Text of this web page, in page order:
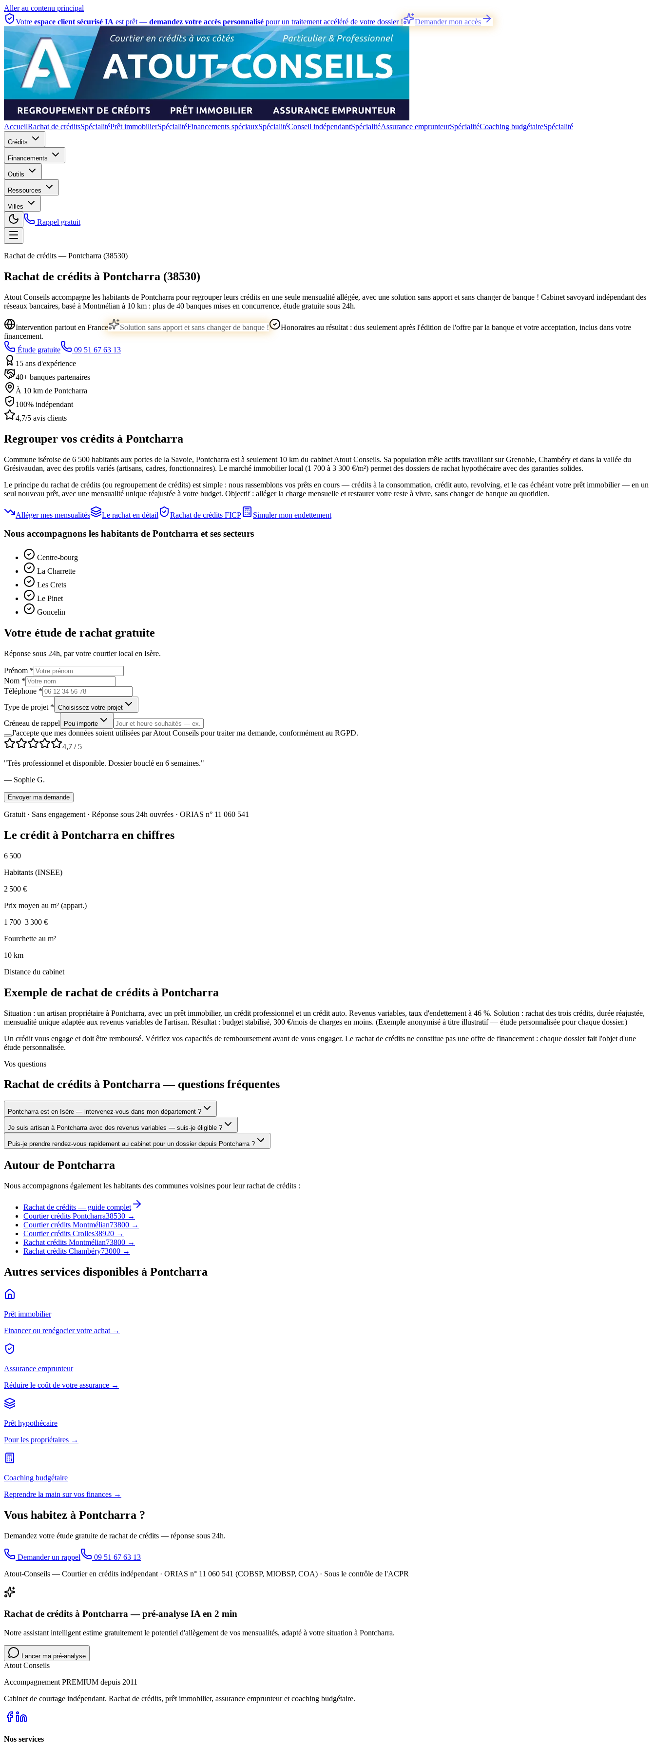
Aller au contenu principal
Votre espace client sécurisé IA est prêt — demandez votre accès personnalisé pour un traitement accéléré de votre dossier ! Demander mon accès
AccueilRachat de créditsSpécialitéPrêt immobilierSpécialitéFinancements spéciauxSpécialitéConseil indépendantSpécialitéAssurance emprunteurSpécialitéCoaching budgétaireSpécialité
Crédits
Financements
Outils
Ressources
Villes
Rappel gratuit
Rachat de crédits — Pontcharra (38530)
Rachat de crédits à Pontcharra (38530)
Atout Conseils accompagne les habitants de Pontcharra pour regrouper leurs crédits en une seule mensualité allégée, avec une solution sans apport et sans changer de banque ! Cabinet savoyard indépendant des
réseaux bancaires, basé à Montmélian à 10 km : plus de 40 banques mises en concurrence, étude gratuite sous 24h.
Intervention partout en France Solution sans apport et sans changer de banque !
Honoraires au résultat : dus seulement après l'édition de l'offre par la banque et votre acceptation, inclus dans votre
financement.
Étude gratuite
09 51 67 63 13
15 ans d'expérience
40+ banques partenaires
À 10 km de Pontcharra
100% indépendant
4,7/5 avis clients
Regrouper vos crédits à Pontcharra
Commune iséroise de 6 500 habitants aux portes de la Savoie, Pontcharra est à seulement 10 km du cabinet Atout Conseils. Sa population mêle actifs travaillant sur Grenoble, Chambéry et dans la vallée du
Grésivaudan, avec des profils variés (artisans, cadres, fonctionnaires). Le marché immobilier local (1 700 à 3 300 €/m²) permet des dossiers de rachat hypothécaire avec des garanties solides.
Le principe du rachat de crédits (ou regroupement de crédits) est simple : nous rassemblons vos prêts en cours — crédits à la consommation, crédit auto, revolving, et le cas échéant votre prêt immobilier — en un
seul nouveau prêt, avec une mensualité unique réajustée à votre budget. Objectif : alléger la charge mensuelle et restaurer votre reste à vivre, sans changer de banque au quotidien.
Alléger mes mensualités Le rachat en détail Rachat de crédits FICP Simuler mon endettement
Nous accompagnons les habitants de Pontcharra et ses secteurs
Centre-bourg
La Charrette
Les Crets
Le Pinet
Goncelin
Votre étude de rachat gratuite
Réponse sous 24h, par votre courtier local en Isère.
Prénom *
Nom *
Téléphone *
Type de projet * Choisissez votre projet
Créneau de rappel Peu importe
J'accepte que mes données soient utilisées par Atout Conseils pour traiter ma demande, conformément au RGPD.
4,7 / 5
"Très professionnel et disponible. Dossier bouclé en 6 semaines."
— Sophie G.
Envoyer ma demande
Gratuit · Sans engagement · Réponse sous 24h ouvrées · ORIAS n° 11 060 541
Le crédit à Pontcharra en chiffres
6 500
Habitants (INSEE)
2 500 €
Prix moyen au m² (appart.)
1 700–3 300 €
Fourchette au m²
10 km
Distance du cabinet
Exemple de rachat de crédits à Pontcharra
Situation : un artisan propriétaire à Pontcharra, avec un prêt immobilier, un crédit professionnel et un crédit auto. Revenus variables, taux d'endettement à 46 %. Solution : rachat des trois crédits, durée réajustée,
mensualité unique adaptée aux revenus variables de l'artisan. Résultat : budget stabilisé, 300 €/mois de charges en moins. (Exemple anonymisé à titre illustratif — étude personnalisée pour chaque dossier.)
Un crédit vous engage et doit être remboursé. Vérifiez vos capacités de remboursement avant de vous engager. Le rachat de crédits ne constitue pas une offre de financement : chaque dossier fait l'objet d'une
étude personnalisée.
Vos questions
Rachat de crédits à Pontcharra— questions fréquentes
Pontcharra est en Isère — intervenez-vous dans mon département ?
Je suis artisan à Pontcharra avec des revenus variables — suis-je éligible ?
Puis-je prendre rendez-vous rapidement au cabinet pour un dossier depuis Pontcharra ?
Autour de Pontcharra
Nous accompagnons également les habitants des communes voisines pour leur rachat de crédits :
Rachat de crédits — guide complet
Courtier crédits Pontcharra38530 →
Courtier crédits Montmélian73800 →
Courtier crédits Crolles38920 →
Rachat crédits Montmélian73800 →
Rachat crédits Chambéry73000 →
Autres services disponibles à Pontcharra
Prêt immobilier
Financer ou renégocier votre achat →
Assurance emprunteur
Réduire le coût de votre assurance →
Prêt hypothécaire
Pour les propriétaires →
Coaching budgétaire
Reprendre la main sur vos finances →
Vous habitez à Pontcharra ?
Demandez votre étude gratuite de rachat de crédits — réponse sous 24h.
Demander un rappel
09 51 67 63 13
Atout-Conseils — Courtier en crédits indépendant · ORIAS n° 11 060 541 (COBSP, MIOBSP, COA) · Sous le contrôle de l'ACPR
Rachat de crédits à Pontcharra — pré-analyse IA en 2 min
Notre assistant intelligent estime gratuitement le potentiel d'allègement de vos mensualités, adapté à votre situation à Pontcharra.
Lancer ma pré-analyse
Atout Conseils
Accompagnement PREMIUM depuis 2011
Cabinet de courtage indépendant. Rachat de crédits, prêt immobilier, assurance emprunteur et coaching budgétaire.
Nos services